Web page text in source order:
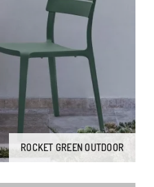
ROCKET GREEN OUTDOOR